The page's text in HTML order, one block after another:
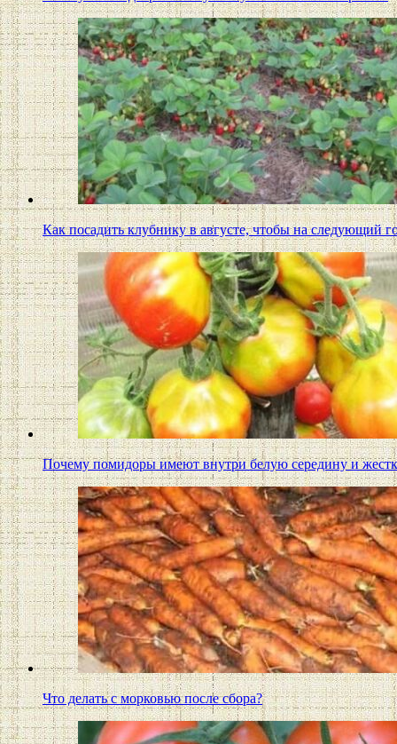
Как посадить клубнику в августе, чтобы на следующий
Почему помидоры имеют внутри белую середину и
Что делать с морковью после сбора?